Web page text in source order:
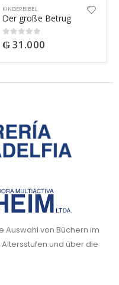
KINDERBIBEL
Der große Betrug
0out of 5
₲31.000
Auswahl von Büchern im
und über die